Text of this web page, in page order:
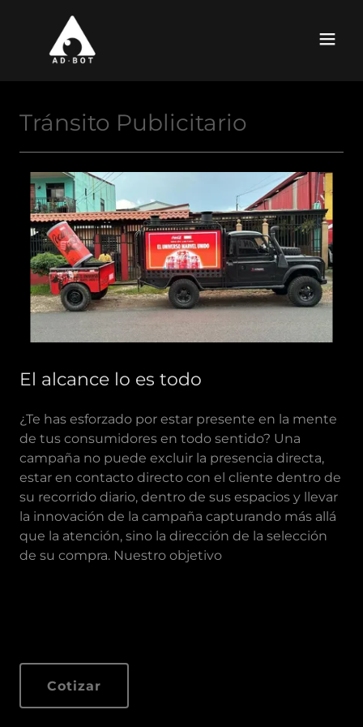
Tránsito Publicitario
El alcance lo es todo
¿Te has esforzado por estar presente en la mente
de tus consumidores en todo sentido? Una
campaña no puede excluir la presencia directa,
estar en contacto directo con el cliente dentro de
su recorrido diario, dentro de sus espacios y llevar
la innovación de la campaña capturando más allá
que la atención, sino la dirección de la selección
de su compra. Nuestro objetivo
Cotizar